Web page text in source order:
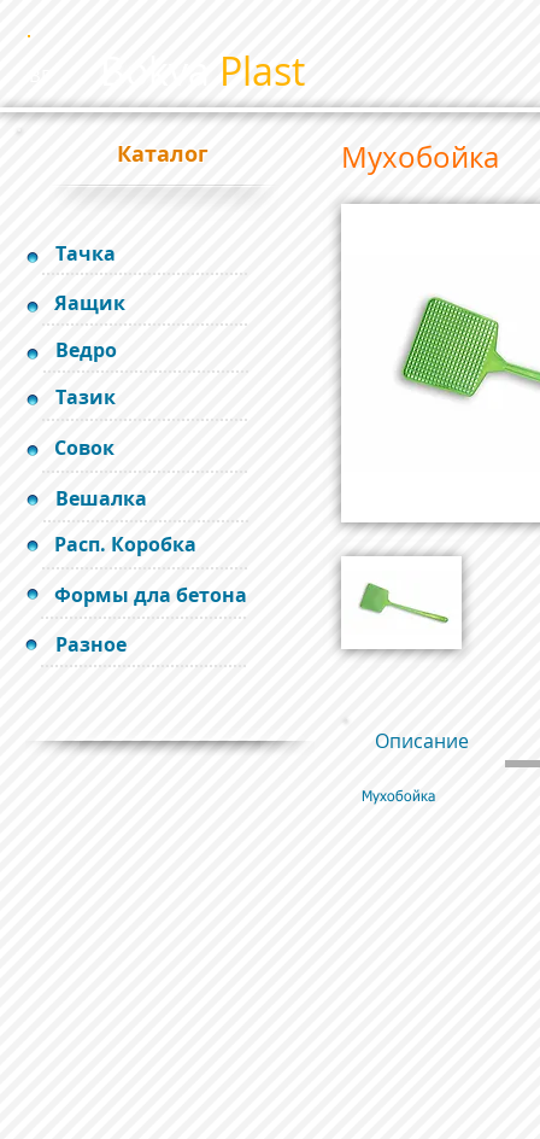
Plast
Каталог
Тачка
Яащик
Ведро
Тазик
Совок
Вешалка
Расп. Коробка
Формы дла бетона
Разное
Мухобойка
Описание
Мухобойка